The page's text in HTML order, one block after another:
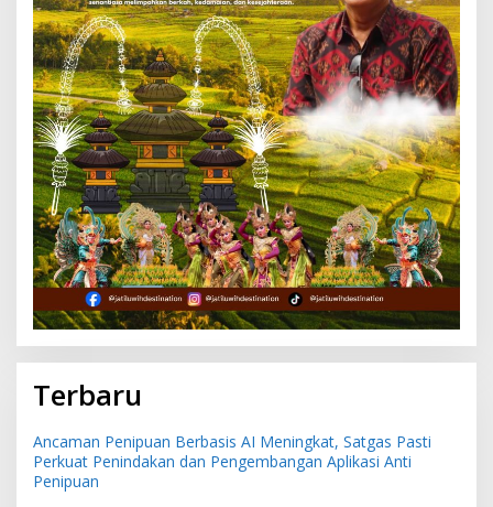
Terbaru
Ancaman Penipuan Berbasis AI Meningkat, Satgas Pasti
Perkuat Penindakan dan Pengembangan Aplikasi Anti
Penipuan